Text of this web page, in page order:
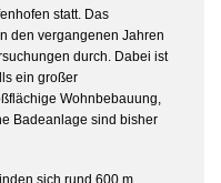
statt. Das
den vergangenen Jahren
durch. Dabei ist
ein großer
Wohnbebauung,
Badeanlage sind bisher